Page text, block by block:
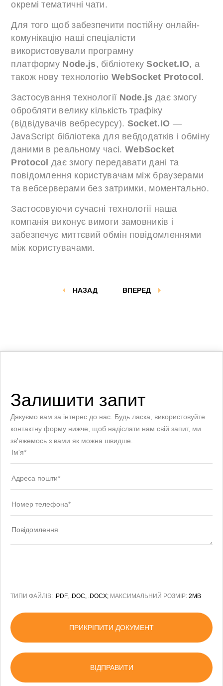
окремі тематичні чати.
Для того щоб забезпечити постійну онлайн-
комунікацію наші спеціалісти
використовували програмну
платформу Node.js, бібліотекуSocket.IO, а
також нову технологію WebSocket Protocol .
Застосування технології Node.js дає змогу
обробляти велику кількість трафіку
(відвідувачів вебресурсу). Socket.IO —
JavaScript бібліотека для вебдодатків і обміну
даними в реальному часі. WebSocket
Protocol дає змогу передавати дані та
повідомлення користувачам між браузерами
та вебсерверами без затримки, моментально.
Застосовуючи сучасні технології наша
компанія виконує вимоги замовників і
забезпечує миттєвий обмін повідомленнями
між користувачами.
ВПЕРЕД
НАЗАД
Залишити запит
Дякуємо вам за інтерес до нас. Будь ласка, використовуйте
контактну форму нижче, щоб надіслати нам свій запит, ми
зв'яжемось з вами як можна швидше.
ТИПИ ФАЙЛІВ: .PDF, .DOC, .DOCX; МАКСИМАЛЬНИЙ РОЗМІР: 2MB
ПРИКРІПИТИ ДОКУМЕНТ